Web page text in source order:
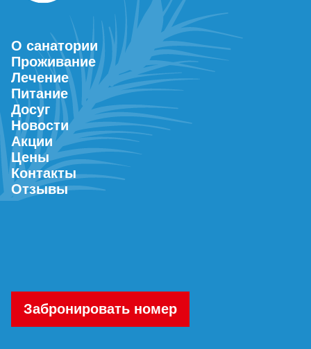
О санатории
Проживание
Лечение
Питание
Досуг
Новости
Акции
Цены
Контакты
Отзывы
Забронировать номер